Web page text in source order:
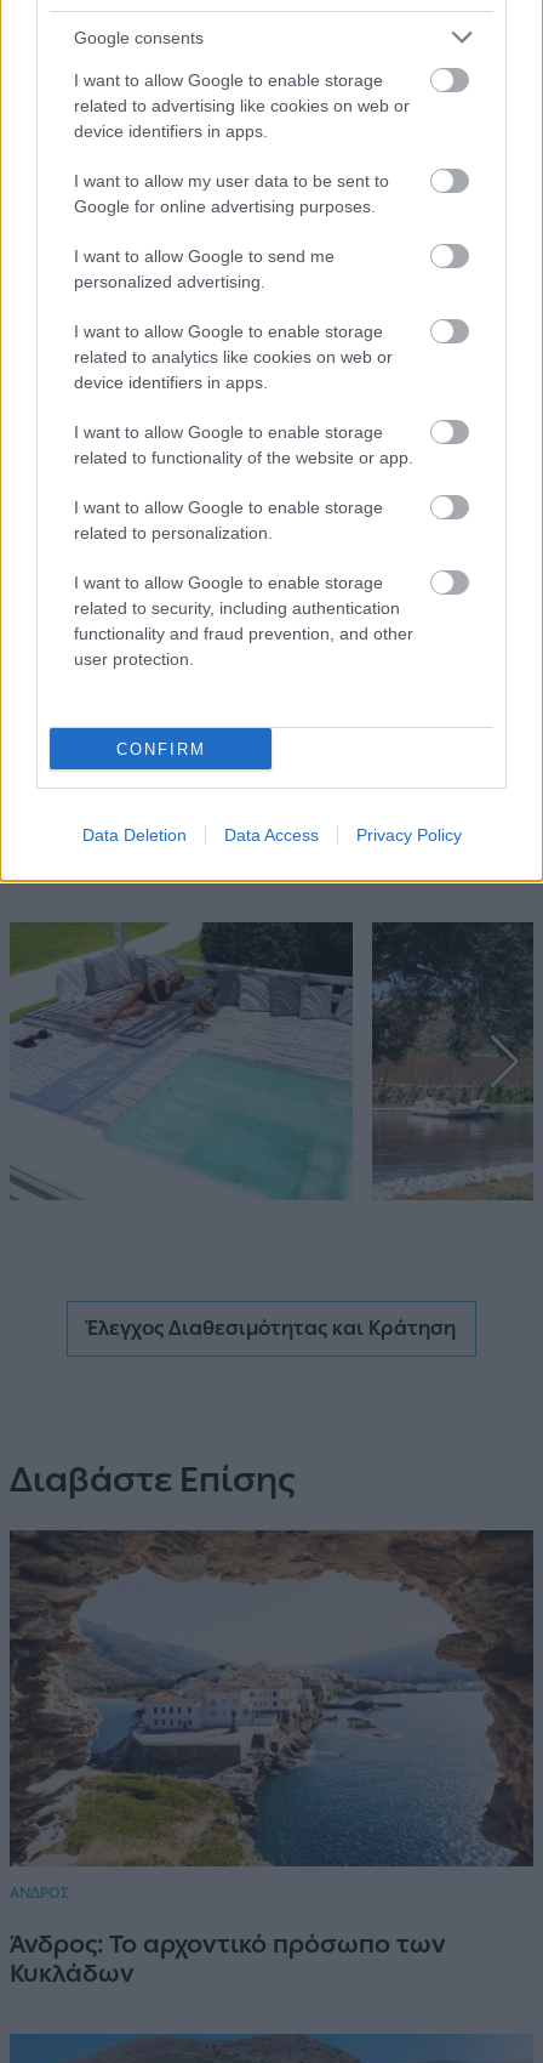
Google consents
I want to allow Google to enable storage
related to advertising like cookies on web or
device identifiers in apps.
I want to allow my user data to be sent to
Google for online advertising purposes.
I want to allow Google to send me
personalized advertising.
I want to allow Google to enable storage
related to analytics like cookies on web or
device identifiers in apps.
I want to allow Google to enable storage
related to functionality of the website or app.
I want to allow Google to enable storage
related to personalization.
I want to allow Google to enable storage
related to security, including authentication
functionality and fraud prevention, and other
user protection.
CONFIRM
Data Deletion Data Access Privacy Policy
ΠΑΡΟΧΕΣ
Δορυφορική τηλεόραση
Wi-Fi
Θέρμανση
Ψυγείο
Σεσουάρ
Υδρομασάζ
Πρωινό
Πισίνα
Επιτρέπονται κατοικίδια (κατόπιν συνεννοήσεως)
Πάρκινγκ
Έλεγχος Διαθεσιμότητας και Κράτηση
Διαβάστε Επίσης
ΑΝΔΡΟΣ
Άνδρος: Το αρχοντικό πρόσωπο των
Κυκλάδων